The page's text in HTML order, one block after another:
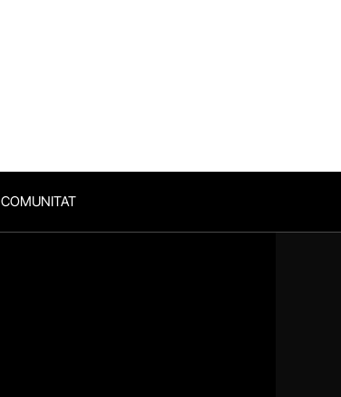
COMUNITAT